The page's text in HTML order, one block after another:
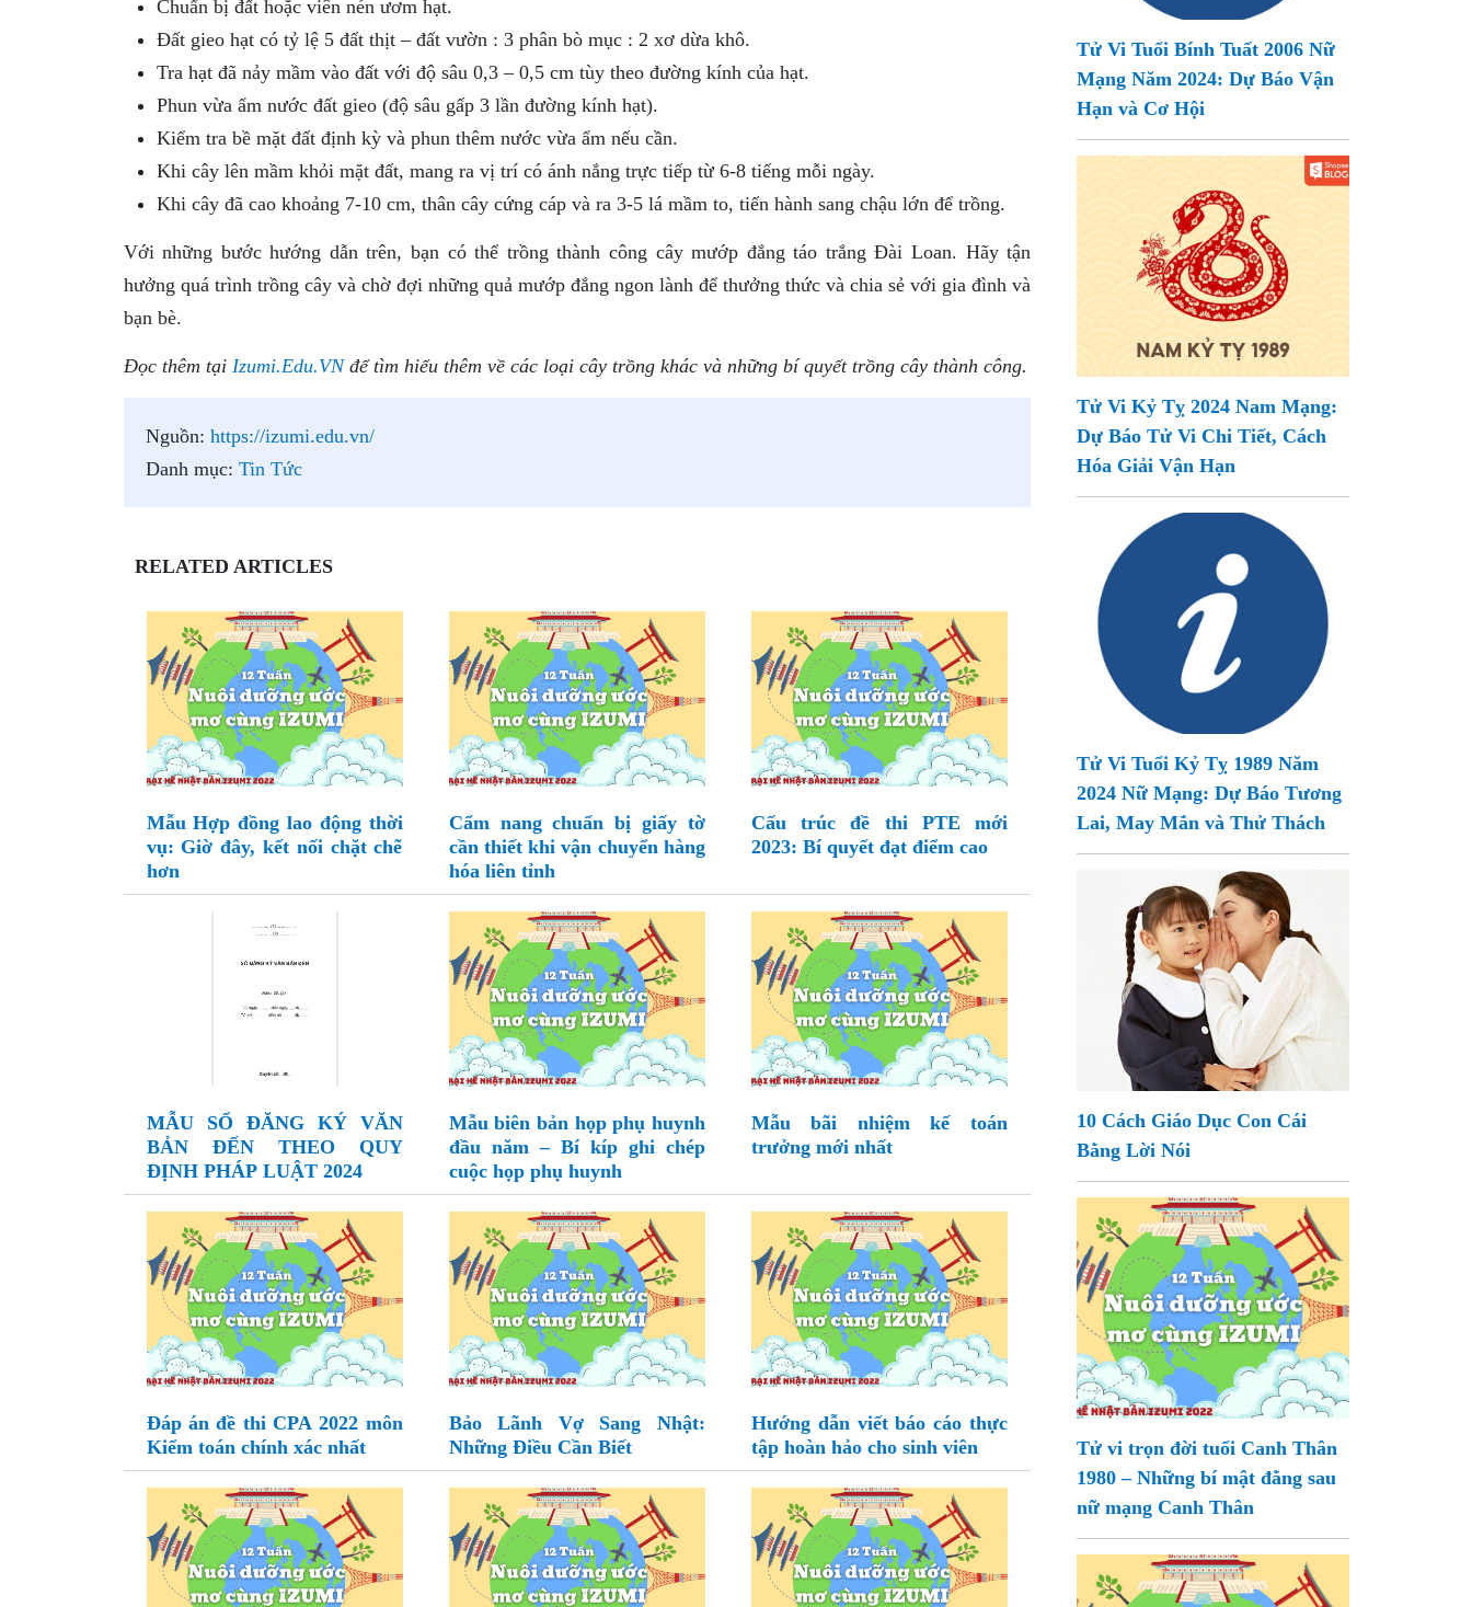
Chuẩn bị đất hoặc viên nén ươm hạt.
Đất gieo hạt có tỷ lệ 5 đất thịt – đất vườn : 3 phân bò mục : 2 xơ dừa khô.
Tra hạt đã nảy mầm vào đất với độ sâu 0,3 – 0,5 cm tùy theo đường kính của hạt.
Phun vừa ẩm nước đất gieo (độ sâu gấp 3 lần đường kính hạt).
Kiểm tra bề mặt đất định kỳ và phun thêm nước vừa ẩm nếu cần.
Khi cây lên mầm khỏi mặt đất, mang ra vị trí có ánh nắng trực tiếp từ 6-8 tiếng mỗi ngày.
Khi cây đã cao khoảng 7-10 cm, thân cây cứng cáp và ra 3-5 lá mầm to, tiến hành sang chậu lớn để trồng.
Với những bước hướng dẫn trên, bạn có thể trồng thành công cây mướp đắng táo trắng Đài Loan. Hãy tận
hưởng quá trình trồng cây và chờ đợi những quả mướp đắng ngon lành để thưởng thức và chia sẻ với gia đình và
bạn bè.
Đọc thêm tại Izumi.Edu.VNđể tìm hiểu thêm về các loại cây trồng khác và những bí quyết trồng cây thành công.
Nguồn: https://izumi.edu.vn/
Danh mục: Tin Tức
RELATED ARTICLES
Mẫu Hợp đồng lao động thời
vụ: Giờ đây, kết nối chặt chẽ
hơn
Cẩm nang chuẩn bị giấy tờ
cần thiết khi vận chuyển hàng
hóa liên tỉnh
Cấu trúc đề thi PTE mới
2023: Bí quyết đạt điểm cao
MẪU SỔ ĐĂNG KÝ VĂN
BẢN ĐẾN THEO QUY
ĐỊNH PHÁP LUẬT 2024
Mẫu biên bản họp phụ huynh
đầu năm – Bí kíp ghi chép
cuộc họp phụ huynh
Mẫu bãi nhiệm kế toán
trưởng mới nhất
Đáp án đề thi CPA 2022 môn
Kiểm toán chính xác nhất
Bảo Lãnh Vợ Sang Nhật:
Những Điều Cần Biết
Hướng dẫn viết báo cáo thực
tập hoàn hảo cho sinh viên
Tử Vi Tuổi Bính Tuất 2006 Nữ
Mạng Năm 2024: Dự Báo Vận
Hạn và Cơ Hội
Tử Vi Kỷ Tỵ 2024 Nam Mạng:
Dự Báo Tử Vi Chi Tiết, Cách
Hóa Giải Vận Hạn
Tử Vi Tuổi Kỷ Tỵ 1989 Năm
2024 Nữ Mạng: Dự Báo Tương
Lai, May Mắn và Thử Thách
10 Cách Giáo Dục Con Cái
Bằng Lời Nói
Tử vi trọn đời tuổi Canh Thân
1980 – Những bí mật đằng sau
nữ mạng Canh Thân